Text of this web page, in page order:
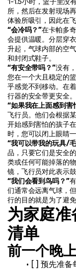
1-1.5小时，篮子里没
所，然后在发射现场
体验所吸引，因此在
“会冷吗？”在卡帕多
会提供温暖。分层穿
升起，气球内部的空
和封闭式鞋子。
“有安全带吗？”没有
您在一个大且稳定的
乎感觉不到移动。在
行器的安全带更安全。
“如果我在上面感到害
飞行员。他们会根据
开始感到害怕的孩子
时，您可以闭上眼睛一
“我可以带我的玩具/
品，只要它们是安全
类或任何可能掉落的
镜，飞行员对此表示鼓
“我们会看到鸟吗？”
们通常会远离气球，
行的目的就是为了避
为家庭
清单
前一个晚
[ ] 预先准备